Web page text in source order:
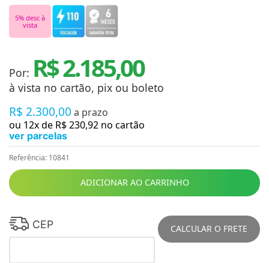
5% desc à
vista
Por: R$ 2.185,00
à vista no cartão, pix ou boleto
R$ 2.300,00 a prazo
ou 12x de R$230,92 no cartão
ver parcelas
Referência: 10841
ADICIONAR AO CARRINHO
CEP CALCULAR O FRETE